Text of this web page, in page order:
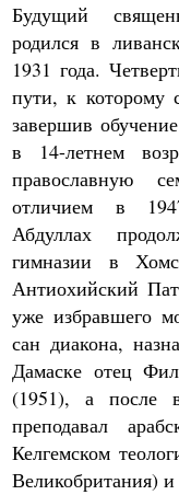
Будущий
родился в
1931 года.
пути, к которому
завершив
в 14-летнем
православную
отличием в
Абдуллах
гимназии в
Антиохийский
уже избравшего
сан диакона,
Дамаске отец
(1951), а после
преподавал
Келгемском
Великобритания)